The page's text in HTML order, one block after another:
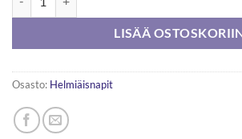
LISÄÄ
Osasto: Helmiäisnapit